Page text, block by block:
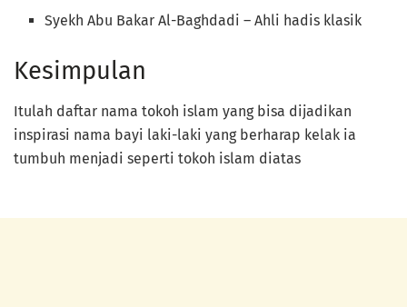
Syekh Abu Bakar Al-Baghdadi – Ahli hadis klasik
Kesimpulan
Itulah daftar nama tokoh islam yang bisa dijadikan
inspirasi nama bayi laki-laki yang berharap kelak ia
tumbuh menjadi seperti tokoh islam diatas